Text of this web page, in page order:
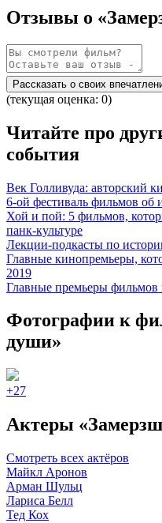
Отзывы о
Рассказать о своих
(текущая оценка: 0)
Читайте про
события
Век Голливуда: авторский
6-ой фестиваль фильмов об
Хой и пой: 5 фильмов,
панк-культуре
Лекции-подкасты по
Главные кинопремьеры,
2019
Главные премьеры фильмов
Фотографии к
души»
+27
Актеры
Смотреть всех актёров
Майкл Аронов
Арман Шульц
Лариса Белл
Тед Кох